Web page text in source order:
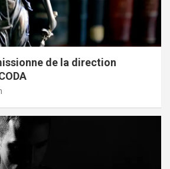
de la direction